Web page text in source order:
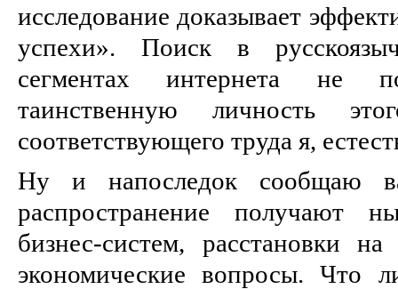
исследование доказывает
успехи». Поиск в
сегментах интернета не
таинственную личность
соответствующего труда я,
Ну и напоследок сообщаю
распространение получают
бизнес-систем, расстановки
экономические вопросы. Что